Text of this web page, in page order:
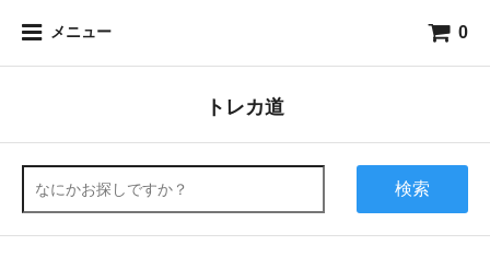
メニュー 0
トレカ道
検索